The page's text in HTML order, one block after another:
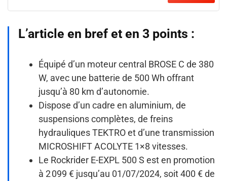
L’article en bref et en 3 points :
Équipé d’un moteur central BROSE C de 380
W, avec une batterie de 500 Wh offrant
jusqu’à 80 km d’autonomie.
Dispose d’un cadre en aluminium, de
suspensions complètes, de freins
hydrauliques TEKTRO et d’une transmission
MICROSHIFT ACOLYTE 1×8 vitesses.
Le Rockrider E-EXPL 500 S est en promotion
à 2 099 € jusqu’au 01/07/2024, soit 400 € de